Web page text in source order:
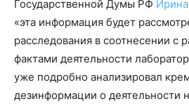
Государственной Думы РФ
«эта информация будет
расследования в соотнесении с
фактами деятельности
уже подробно анализировал
дезинформации о деятельности